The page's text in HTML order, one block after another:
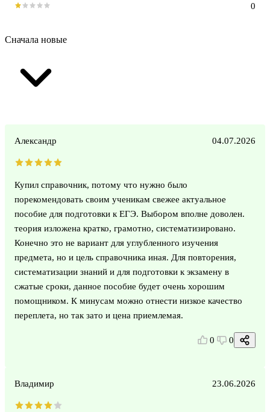
0
Сначала новые
Александр 04.07.2026
Купил справочник, потому что нужно было
порекомендовать своим ученикам свежее актуальное
пособие для подготовки к ЕГЭ. Выбором вполне доволен.
теория изложена кратко, грамотно, систематизировано.
Конечно это не вариант для углубленного изучения
предмета, но и цель справочника иная. Для повторения,
систематизации знаний и для подготовки к экзамену в
сжатые сроки, данное пособие будет очень хорошим
помощником. К минусам можно отнести низкое качество
переплета, но так зато и цена приемлемая.
0 0
Владимир 23.06.2026